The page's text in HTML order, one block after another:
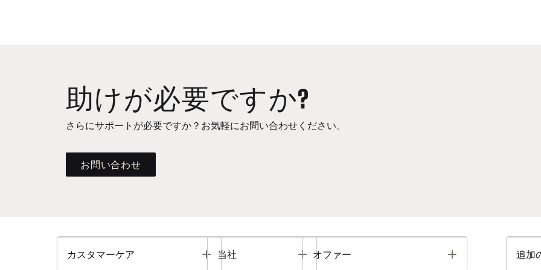
助けが必要ですか?
さらにサポートが必要ですか？お気軽にお問い合わせください。
お問い合わせ
カスタマーケア Toggle
当社 Toggle
オファー Toggle 追加